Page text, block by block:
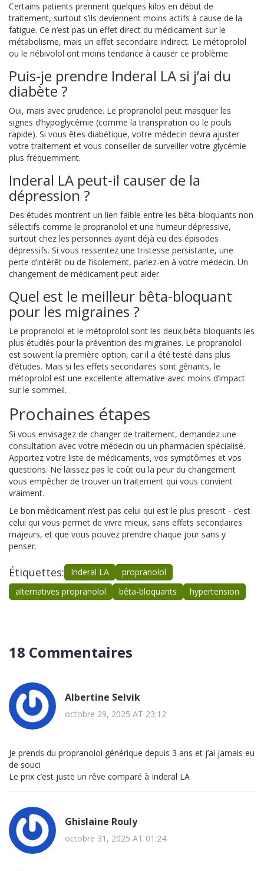
Certains patients prennent quelques kilos en début de
traitement, surtout s’ils deviennent moins actifs à cause de la
fatigue. Ce n’est pas un effet direct du médicament sur le
métabolisme, mais un effet secondaire indirect. Le métoprolol
ou le nébivolol ont moins tendance à causer ce problème.
Puis-je prendre Inderal LA si j’ai du
diabète ?
Oui, mais avec prudence. Le propranolol peut masquer les
signes d’hypoglycémie (comme la transpiration ou le pouls
rapide). Si vous êtes diabétique, votre médecin devra ajuster
votre traitement et vous conseiller de surveiller votre glycémie
plus fréquemment.
Inderal LA peut-il causer de la
dépression ?
Des études montrent un lien faible entre les bêta-bloquants non
sélectifs comme le propranolol et une humeur dépressive,
surtout chez les personnes ayant déjà eu des épisodes
dépressifs. Si vous ressentez une tristesse persistante, une
perte d’intérêt ou de l’isolement, parlez-en à votre médecin. Un
changement de médicament peut aider.
Quel est le meilleur bêta-bloquant
pour les migraines ?
Le propranolol et le métoprolol sont les deux bêta-bloquants les
plus étudiés pour la prévention des migraines. Le propranolol
est souvent la première option, car il a été testé dans plus
d’études. Mais si les effets secondaires sont gênants, le
métoprolol est une excellente alternative avec moins d’impact
sur le sommeil.
Prochaines étapes
Si vous envisagez de changer de traitement, demandez une
consultation avec votre médecin ou un pharmacien spécialisé.
Apportez votre liste de médicaments, vos symptômes et vos
questions. Ne laissez pas le coût ou la peur du changement
vous empêcher de trouver un traitement qui vous convient
vraiment.
Le bon médicament n’est pas celui qui est le plus prescrit - c’est
celui qui vous permet de vivre mieux, sans effets secondaires
majeurs, et que vous pouvez prendre chaque jour sans y
penser.
Étiquettes: Inderal LA
propranolol
alternatives propranolol
bêta-bloquants hypertension
18 Commentaires
Albertine Selvik
octobre 29, 2025 AT 23:12
Je prends du propranolol générique depuis 3 ans et j’ai jamais eu
de souci
Le prix c’est juste un rêve comparé à Inderal LA
Ghislaine Rouly
octobre 31, 2025 AT 01:24